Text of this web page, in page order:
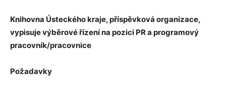
Knihovna Ústeckého kraje, příspěvková organizace,
vypisuje výběrové řízení na pozici PR a programový
pracovník/pracovnice
Požadavky